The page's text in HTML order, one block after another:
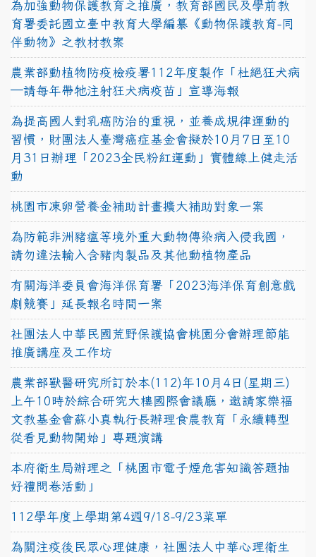
為加強動物保護教育之推廣，教育部國民及學前教
育署委託國立臺中教育大學編纂《動物保護教育-同
伴動物》之教材教案
農業部動植物防疫檢疫署112年度製作「杜絕狂犬病
—請每年帶牠注射狂犬病疫苗」宣導海報
為提高國人對乳癌防治的重視，並養成規律運動的
習慣，財團法人臺灣癌症基金會擬於10月7日至10
月31日辦理「2023全民粉紅運動」實體線上健走活
動
桃園市凍卵營養金補助計畫擴大補助對象一案
為防範非洲豬瘟等境外重大動物傳染病入侵我國，
請勿違法輸入含豬肉製品及其他動植物產品
有關海洋委員會海洋保育署「2023海洋保育創意戲
劇競賽」延長報名時間一案
社團法人中華民國荒野保護協會桃園分會辦理節能
推廣講座及工作坊
農業部獸醫研究所訂於本(112)年10月4日(星期三)
上午10時於綜合研究大樓國際會議廳，邀請家樂福
文教基金會蘇小真執行長辦理食農教育「永續轉型
從看見動物開始」專題演講
本府衛生局辦理之「桃園市電子煙危害知識答題抽
好禮問卷活動」
112學年度上學期第4週9/18-9/23菜單
為關注疫後民眾心理健康，社團法人中華心理衛生